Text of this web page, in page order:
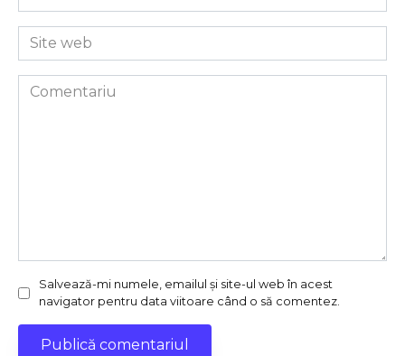
*
Site
web
Comentariu
Salvează-mi numele, emailul și site-ul web în acest
navigator pentru data viitoare când o să comentez.